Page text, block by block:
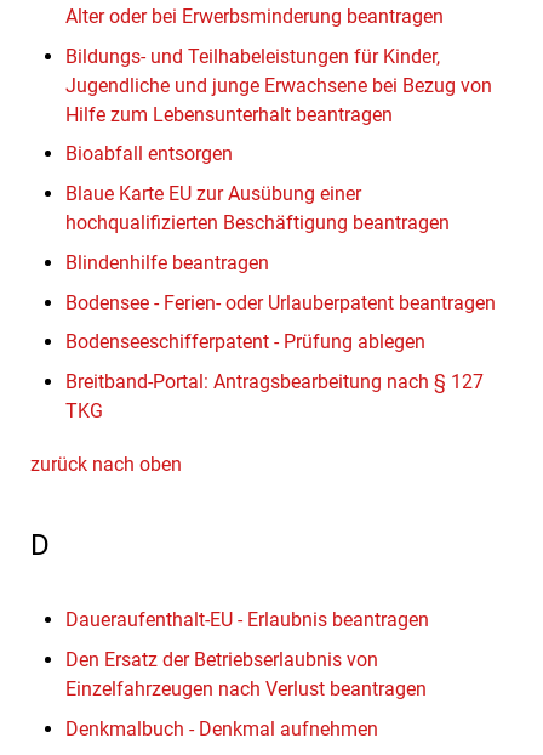
Alter oder bei Erwerbsminderung beantragen
Bildungs- und Teilhabeleistungen für Kinder,
Jugendliche und junge Erwachsene bei Bezug von
Hilfe zum Lebensunterhalt beantragen
Bioabfall entsorgen
Blaue Karte EU zur Ausübung einer
hochqualifizierten Beschäftigung beantragen
Blindenhilfe beantragen
Bodensee - Ferien- oder Urlauberpatent beantragen
Bodenseeschifferpatent - Prüfung ablegen
Breitband-Portal: Antragsbearbeitung nach § 127
TKG
zurück nach oben
D
Daueraufenthalt-EU - Erlaubnis beantragen
Den Ersatz der Betriebserlaubnis von
Einzelfahrzeugen nach Verlust beantragen
Denkmalbuch - Denkmal aufnehmen